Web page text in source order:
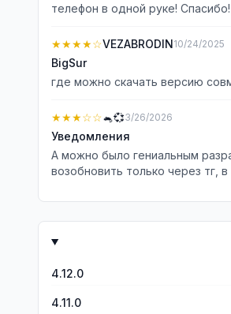
телефон в одной руке!
★★★★☆VEZABRODIN10/24/2025
BigSur
где можно скачать версию
★★★☆☆🐁💞3/26/2026
Уведомления
А можно было гениальным
возобновить только через тг,
4.12.0
4.11.0